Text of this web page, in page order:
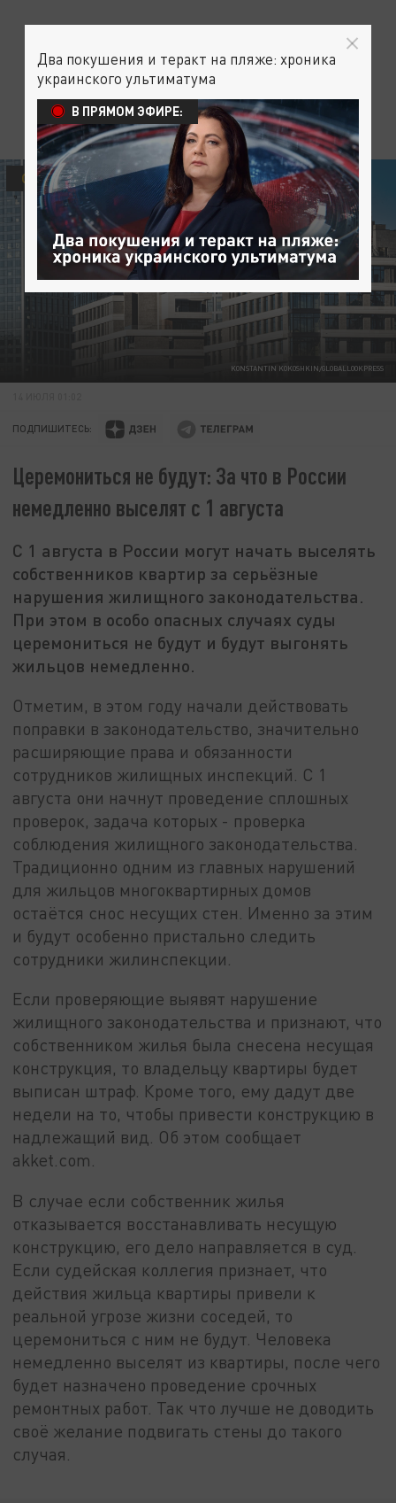
KONSTANTIN KOKOSHKIN/GLOBALLOOKPRESS
ОБЩЕСТВО
ПОДПИШИТЕСЬ:
Церемониться не будут: За что в России
немедленно выселят с 1 августа
С 1 августа в России могут начать выселять
собственников квартир за серьёзные
нарушения жилищного законодательства.
При этом в особо опасных случаях суды
церемониться не будут и будут выгонять
жильцов немедленно.
Отметим, в этом году начали действовать
поправки в законодательство, значительно
расширяющие права и обязанности
сотрудников жилищных инспекций. С 1
августа они начнут проведение сплошных
проверок, задача которых - проверка
соблюдения жилищного законодательства.
Традиционно одним из главных нарушений
для жильцов многоквартирных домов
остаётся снос несущих стен. Именно за этим
и будут особенно пристально следить
сотрудники жилинспекции.
Если проверяющие выявят нарушение
жилищного законодательства и признают, что
собственником жилья была снесена несущая
конструкция, то владельцу квартиры будет
выписан штраф. Кроме того, ему дадут две
недели на то, чтобы привести конструкцию в
надлежащий вид. Об этом сообщает
akket.com.
В случае если собственник жилья
отказывается восстанавливать несущую
конструкцию, его дело направляется в суд.
Если судейская коллегия признает, что
действия жильца квартиры привели к
реальной угрозе жизни соседей, то
церемониться с ним не будут. Человека
немедленно выселят из квартиры, после чего
будет назначено проведение срочных
ремонтных работ. Так что лучше не доводить
своё желание подвигать стены до такого
случая.
Два покушения и теракт на пляже: хроника
украинского ультиматума
В ПРЯМОМ ЭФИРЕ: